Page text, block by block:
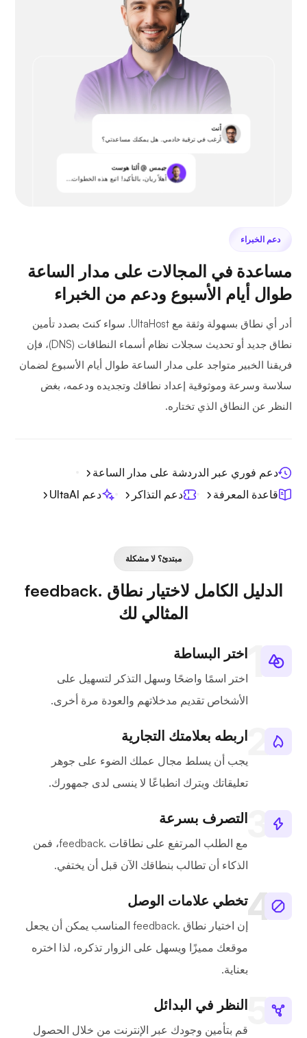
أنت
أرغب في ترقية خادمي. هل يمكنك مساعدتي؟
جيمس @ ألتا هوست
أهلاً ريان، بالتأكيد! اتبع هذه الخطوات...
دعم الخبراء
مساعدة في المجالات على مدار الساعة
طوال أيام الأسبوع ودعم من الخبراء
أدر أي نطاق بسهولة وثقة مع UltaHost. سواء كنتَ بصدد تأمين
نطاق جديد أو تحديث سجلات نظام أسماء النطاقات (DNS)، فإن
فريقنا الخبير متواجد على مدار الساعة طوال أيام الأسبوع لضمان
سلاسة وسرعة وموثوقية إعداد نطاقك وتجديده ودعمه، بغض
النظر عن النطاق الذي تختاره.
دعم فوري عبر الدردشة على مدار الساعة
قاعدة المعرفة
دعم التذاكر دعم UltaAI
مبتدئ؟ لا مشكلة
الدليل الكامل لاختيار نطاق .feedback
المثالي لك
اختر البساطة
اختر اسمًا واضحًا وسهل التذكر لتسهيل على
الأشخاص تقديم مدخلاتهم والعودة مرة أخرى.
اربطه بعلامتك التجارية
يجب أن يسلط مجال عملك الضوء على جوهر
تعليقاتك ويترك انطباعًا لا ينسى لدى جمهورك.
التصرف بسرعة
مع الطلب المرتفع على نطاقات .feedback، فمن
الذكاء أن تطالب بنطاقك الآن قبل أن يختفي.
تخطي علامات الوصل
إن اختيار نطاق .feedback المناسب يمكن أن يجعل
موقعك مميزًا ويسهل على الزوار تذكره، لذا اختره
بعناية.
النظر في البدائل
قم بتأمين وجودك عبر الإنترنت من خلال الحصول